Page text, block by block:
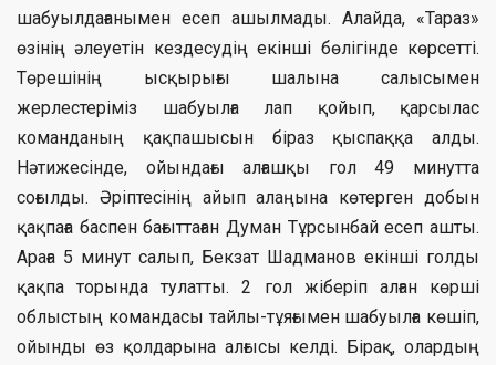
шабуылдағанымен есеп ашылмады. Алайда, «Тараз»
өзінің әлеуетін кездесудің екінші бөлігінде көрсетті.
Төреші­нің ысқырығы шалына салысымен
жерлестеріміз шабуылға лап қойып, қарсылас
команданың қақпашысын біраз қыспаққа алды.
Нәтижесінде, ойындағы алғашқы гол 49 минутта
соғылды. Әріптесінің айып алаңына көтерген добын
қақпаға баспен бағыттаған Думан Тұрсынбай есеп ашты.
Араға 5 минут салып, Бекзат Шадманов екінші голды
қақпа торында тулатты. 2 гол жіберіп алған көрші
облыстың командасы тайлы-тұяғымен шабуылға көшіп,
ойынды өз қолдарына алғысы келді. Бірақ, олардың